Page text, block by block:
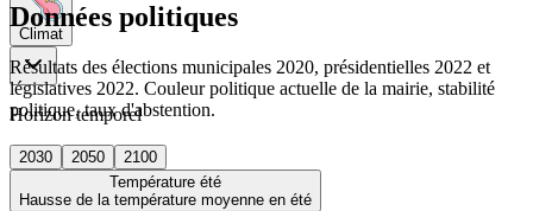
Climat
Horizon temporel
2030 2050
2100
Température été
Hausse de la température moyenne en été
Données politiques
Résultats des élections municipales 2020, présidentielles 2022 et
législatives 2022. Couleur politique actuelle de la mairie, stabilité
politique, taux d'abstention.